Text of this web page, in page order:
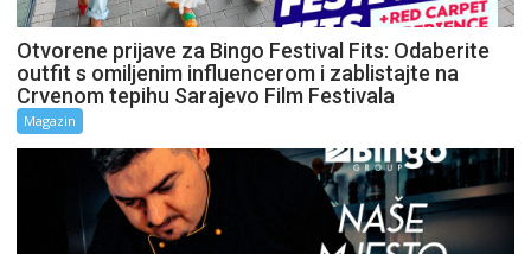
Otvorene prijave za Bingo Festival Fits: Odaberite
outfit s omiljenim influencerom i zablistajte na
Crvenom tepihu Sarajevo Film Festivala
Magazin